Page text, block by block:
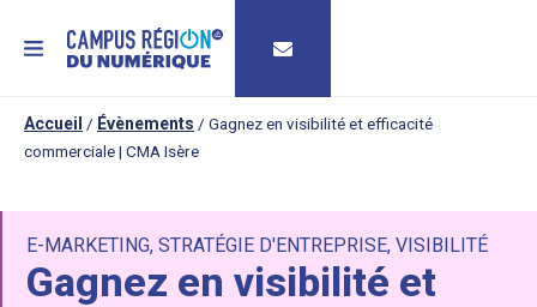
MENU
Accueil / Évènements / Gagnez en visibilité et efficacité
commerciale | CMA Isère
E-MARKETING, STRATÉGIE D'ENTREPRISE, VISIBILITÉ
Gagnez en visibilité et